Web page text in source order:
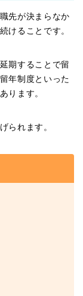
先が決まらなか
けることです。
期することで留
年制度といった
ります。
られます。